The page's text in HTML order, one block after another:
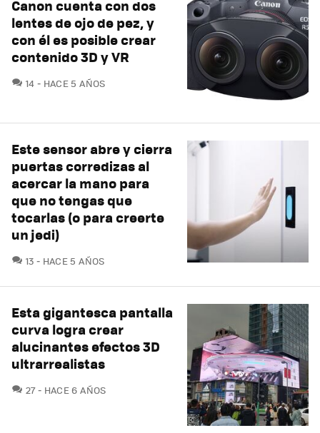
Canon cuenta con dos
lentes de ojo de pez, y
con él es posible crear
contenido 3D y VR
14 COMENTARIOS
HACE 5 AÑOS
Este sensor abre y cierra
puertas corredizas al
acercar la mano para
que no tengas que
tocarlas (o para creerte
un jedi)
13 COMENTARIOS
HACE 5 AÑOS
Esta gigantesca pantalla
curva logra crear
alucinantes efectos 3D
ultrarrealistas
27COMENTARIOS
HACE 6 AÑOS